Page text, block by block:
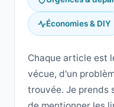
Économies & DIY
Chaque article est
vécue, d'un
trouvée. Je prends